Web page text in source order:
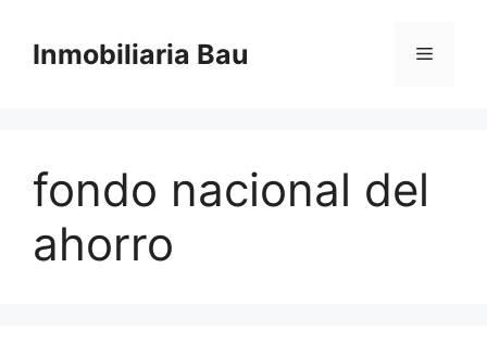
contenido
Inmobiliaria Bau Menú
fondo nacional del
ahorro